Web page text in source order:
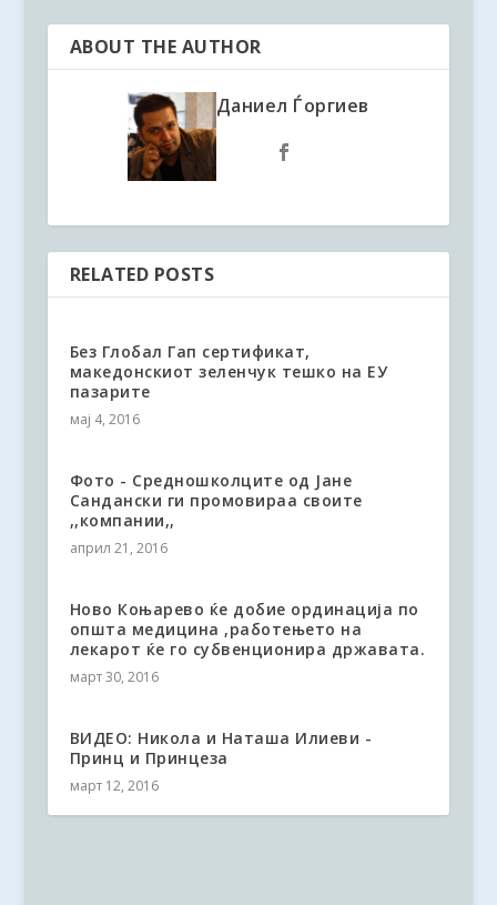
ABOUT THE AUTHOR
Даниел Ѓоргиев
RELATED POSTS
Без Глобал Гап сертификат,
македонскиот зеленчук тешко на ЕУ
пазарите
мај 4, 2016
Фото - Средношколците од Јане
Сандански ги промовираа своите
,,компании,,
април 21, 2016
Ново Коњарево ќе добие ординација по
општа медицина ,работењето на
лекарот ќе го субвенционира државата.
март 30, 2016
ВИДЕО: Никола и Наташа Илиеви -
Принц и Принцеза
март 12, 2016